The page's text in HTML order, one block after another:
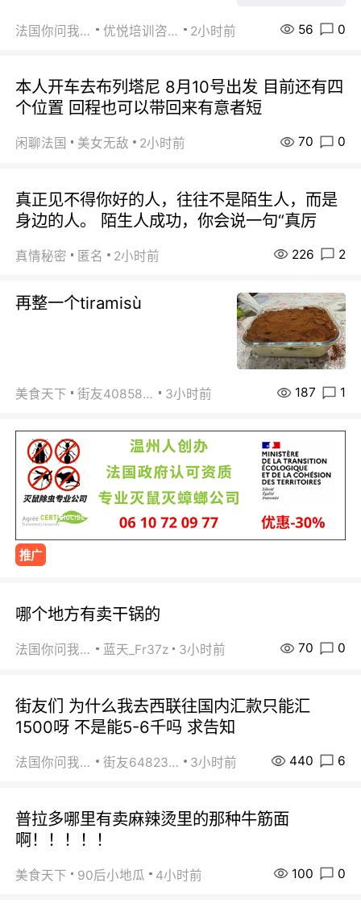
法国你问我答 优悦培训咨询 2小时前 56 0
本人开车去布列塔尼 8月10号出发 目前还有四
个位置 回程也可以带回来有意者短
闲聊法国 美女无敌 2小时前 70 0
真正见不得你好的人，往往不是陌生人，而是
身边的人。 陌生人成功，你会说一句“真厉
真情秘密 匿名 2小时前 226 2
再整一个tiramisù
美食天下 街友40858442 3小时前 187 1
推广
哪个地方有卖干锅的
法国你问我答 蓝天_Fr37z 3小时前 70 0
街友们 为什么我去西联往国内汇款只能汇
1500呀 不是能5-6千吗 求告知
法国你问我答 街友64823891 3小时前 440 6
普拉多哪里有卖麻辣烫里的那种牛筋面
啊！！！！！
美食天下 90后小地瓜 4小时前 100 0